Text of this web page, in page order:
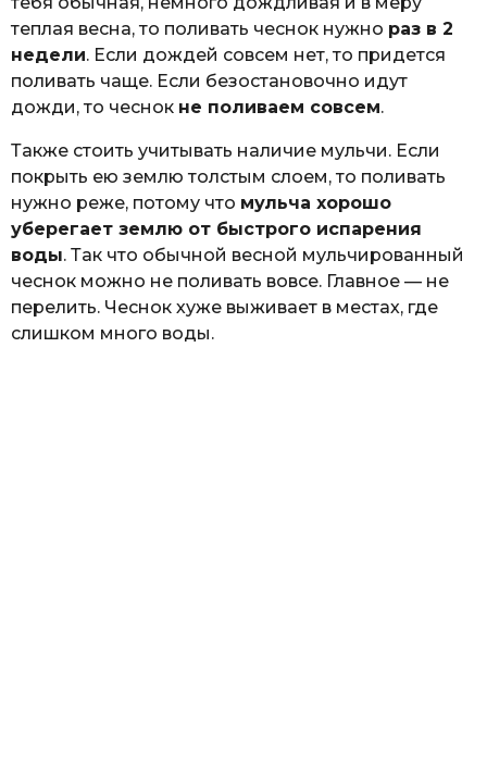
теплая весна, то поливать чеснок нужно раз в 2
недели. Если дождей совсем нет, то придется
поливать чаще. Если безостановочно идут
дожди, то чеснок не поливаем совсем.
Также стоить учитывать наличие мульчи. Если
покрыть ею землю толстым слоем, то поливать
нужно реже, потому что мульча хорошо
уберегает землю от быстрого испарения
воды. Так что обычной весной мульчированный
чеснок можно не поливать вовсе. Главное — не
перелить. Чеснок хуже выживает в местах, где
слишком много воды.